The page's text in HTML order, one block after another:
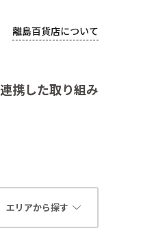
離島百貨店について
連携した取り組み
エリアから探す